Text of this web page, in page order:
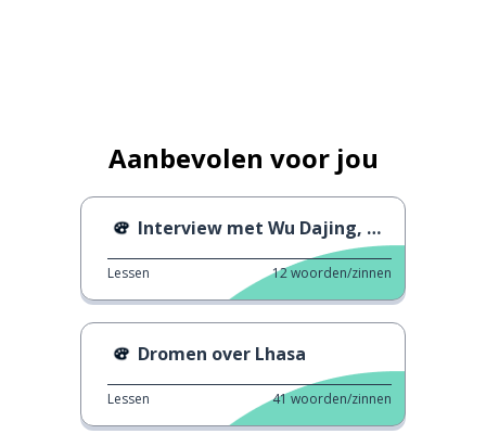
Aanbevolen voor jou
Interview met Wu Dajing, Gao Yu
Lessen 12woorden/zinnen
Dromen over Lhasa
Lessen 41woorden/zinnen